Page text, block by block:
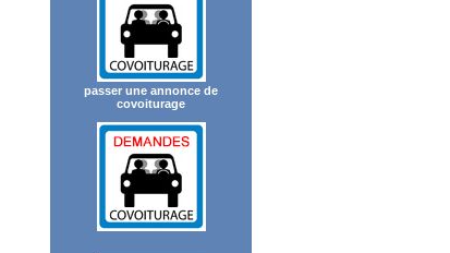
passer une annonce de
covoiturage